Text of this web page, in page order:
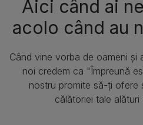
Aici când ai
acolo când au
Când vine vorba de oameni și
noi credem ca "Împreună
nostru promite să-ți ofere
călătoriei tale alături